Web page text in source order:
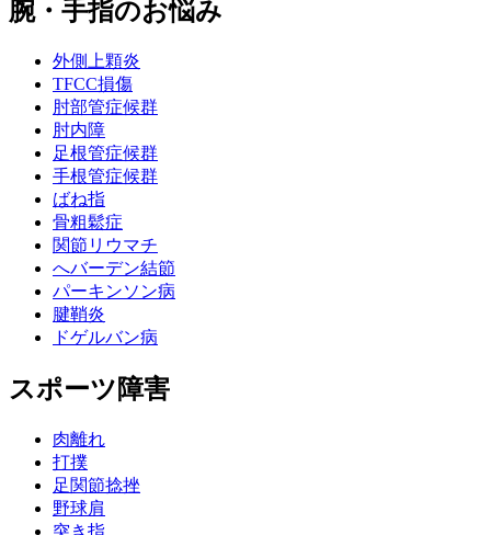
腕・手指のお悩み
外側上顆炎
TFCC損傷
肘部管症候群
肘内障
足根管症候群
手根管症候群
ばね指
骨粗鬆症
関節リウマチ
へバーデン結節
パーキンソン病
腱鞘炎
ドゲルバン病
スポーツ障害
肉離れ
打撲
足関節捻挫
野球肩
突き指